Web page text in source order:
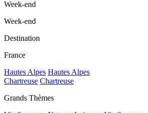
Week-end
Week-end
Destination
France
Hautes Alpes Hautes Alpes
Chartreuse Chartreuse
Grands Thèmes